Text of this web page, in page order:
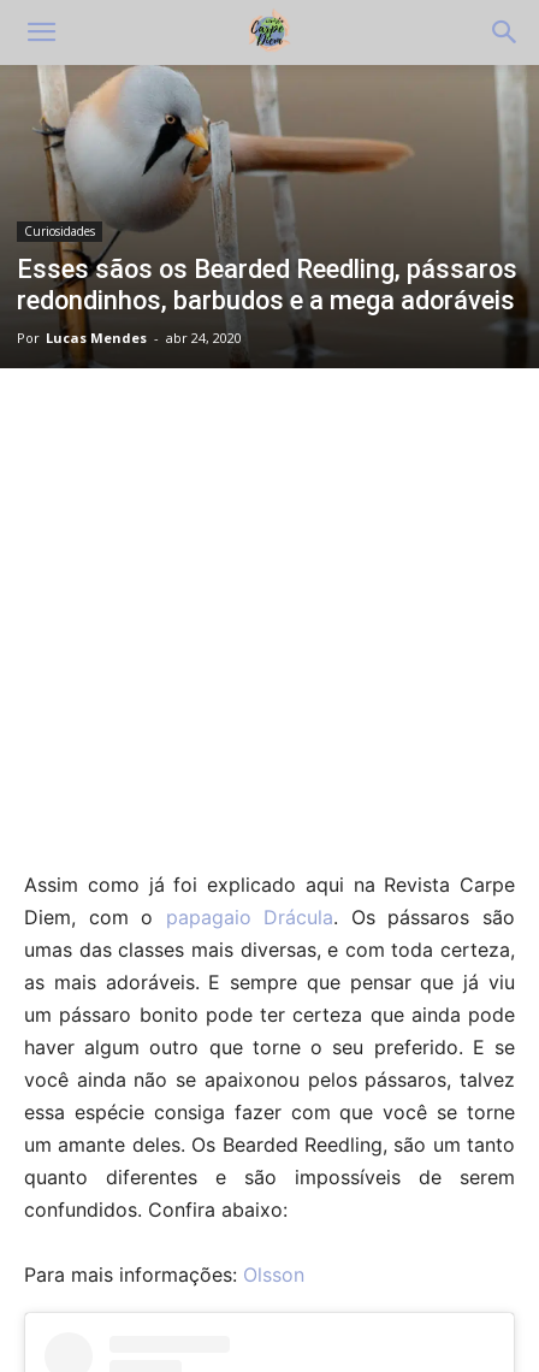
Curiosidades
Esses sãos os Bearded Reedling, pássaros
redondinhos, barbudos e a mega adoráveis
Por Lucas Mendes - abr 24, 2020
Assim como já foi explicado aqui na Revista Carpe
Diem, com o papagaio Drácula. Os pássaros são
umas das classes mais diversas, e com toda certeza,
as mais adoráveis. E sempre que pensar que já viu
um pássaro bonito pode ter certeza que ainda pode
haver algum outro que torne o seu preferido. E se
você ainda não se apaixonou pelos pássaros, talvez
essa espécie consiga fazer com que você se torne
um amante deles. Os Bearded Reedling, são um tanto
quanto diferentes e são impossíveis de serem
confundidos. Confira abaixo:
Para mais informações: Olsson